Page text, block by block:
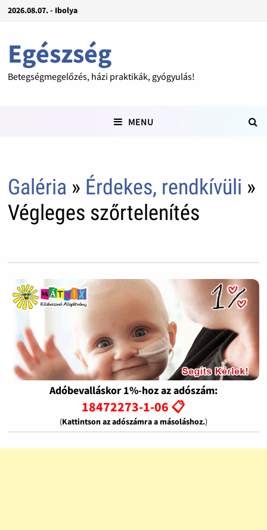
2026.08.07. - Ibolya
Egészség
Betegségmegelőzés, házi praktikák, gyógyulás!
MENU
Galéria » Érdekes, rendkívüli »
Végleges szőrtelenítés
Adóbevalláskor 1%-hoz az adószám:
18472273-1-06 📋
(Kattintson az adószámra a másoláshoz.)